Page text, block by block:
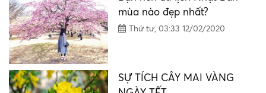
Thứ tư, 03:33 12/02/2020
NGÀY TẾT
Thứ ba, 04:37 07/01/2020